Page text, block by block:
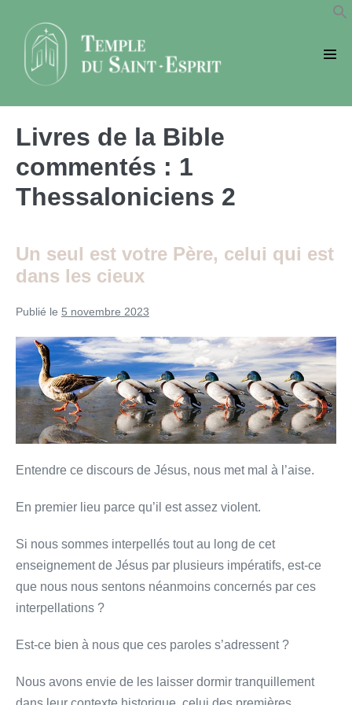
contenu
Livres de la Bible
commentés : 1
Thessaloniciens 2
Un seul est votre Père, celui qui est
dans les cieux
Publié le 5 novembre 2023
Un
seul
est
votre
Père,
qui
dans
les
cieux
Entendre ce discours de Jésus, nous met mal à l’aise.
En premier lieu parce qu’il est assez violent.
Si nous sommes interpellés tout au long de cet
enseignement de Jésus par plusieurs impératifs, est-ce
que nous nous sentons néanmoins concernés par ces
interpellations ?
Est-ce bien à nous que ces paroles s’adressent ?
Nous avons envie de les laisser dormir tranquillement